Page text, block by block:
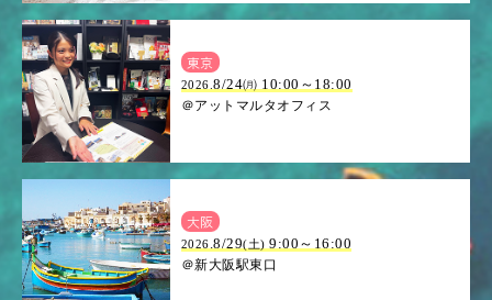
東京
2026.8/24㈪ 10:00～18:00
＠アットマルタオフィス
大阪
2026 .8/29(土) 9:00～16:00
＠新大阪駅東口